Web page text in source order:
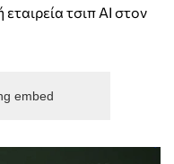
τσιπ AI στον
embed